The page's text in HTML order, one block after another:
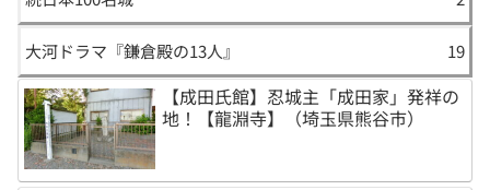
大河ドラマ『鎌倉殿の13人』 19
【成田氏館】忍城主「成田家」発祥の
地！【龍淵寺】（埼玉県熊谷市）